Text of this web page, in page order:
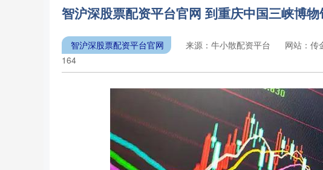
智沪深股票配资平台官网 到重庆中国三峡博
智沪深股票配资平台官网 来源：牛小散配资平台 网站：传
164